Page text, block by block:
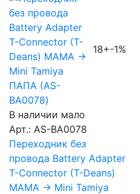
18+-1%
В наличии мало
Арт.: AS-BA0078
Переходник без
провода Battery Adapter
T-Connector (T-Deans)
МАМА → Mini Tamiya